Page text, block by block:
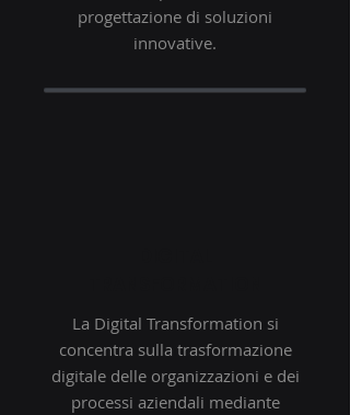
progettazione di soluzioni
innovative.
La Digital Transformation si
concentra sulla trasformazione
digitale delle organizzazioni e dei
processi aziendali mediante